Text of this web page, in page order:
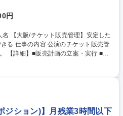
円
販売管
【詳細】■販売計画の立案・実行 ■出
売調整■チケットに関する契約業務 ※
演成功に貢献できる
ジション)】月残業3時間以下